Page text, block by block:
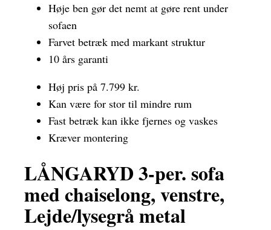
Høje ben gør det nemt at gøre rent under
sofaen
Farvet betræk med markant struktur
10 års garanti
Høj pris på 7.799 kr.
Kan være for stor til mindre rum
Fast betræk kan ikke fjernes og vaskes
Kræver montering
LÅNGARYD 3-per. sofa
med chaiselong, venstre,
Lejde/lysegrå metal